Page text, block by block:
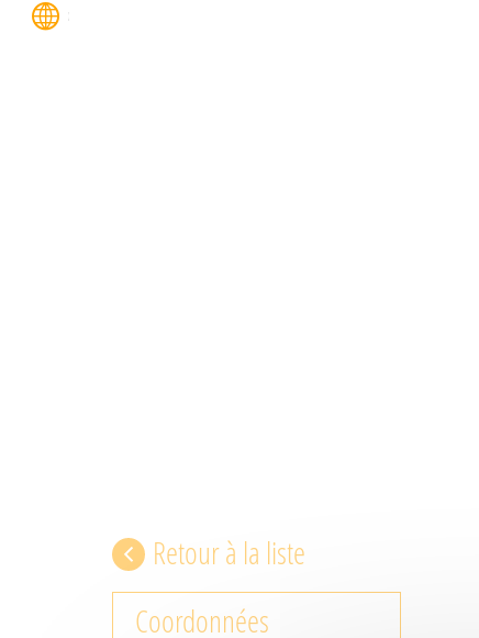
Retour à la liste
Coordonnées
FRANÇAIS